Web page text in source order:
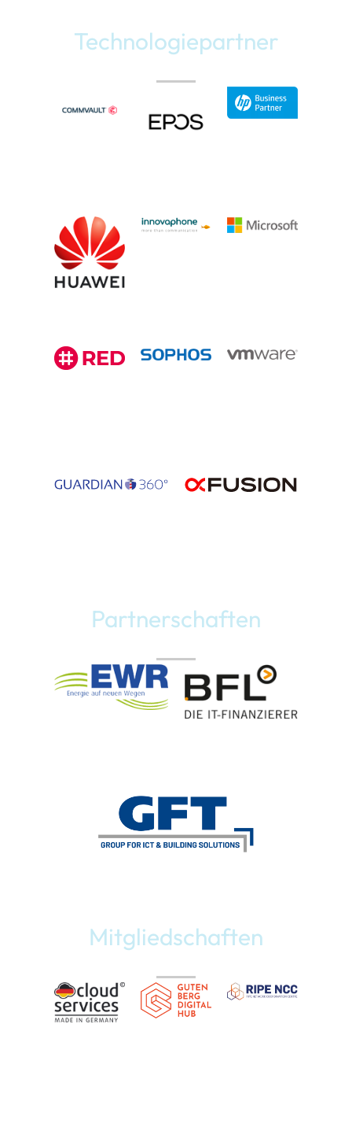
Technologiepartner
Partnerschaften
Mitgliedschaften